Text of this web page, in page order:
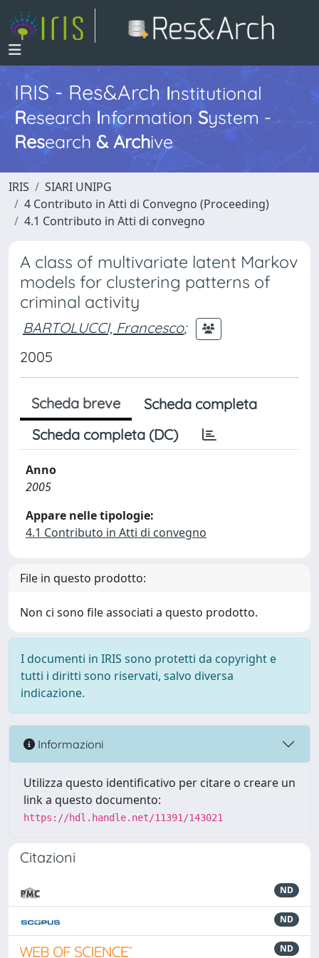
IRIS - Res&ArchInstitutional
Research InformationSystem -
Research & Archive
IRIS
SIARI UNIPG
4 Contributo in Atti di Convegno (Proceeding)
4.1 Contributo in Atti di convegno
A class of multivariate latent Markov
models for clustering patterns of
criminal activity
BARTOLUCCI, Francesco;
2005
Scheda breve
Scheda completa
Scheda completa (DC)
Anno
2005
Appare nelle tipologie:
4.1 Contributo in Atti di convegno
File in questo prodotto:
Non ci sono file associati a questo prodotto.
I documenti in IRIS sono protetti da copyright e
tutti i diritti sono riservati, salvo diversa
indicazione.
Informazioni
Utilizza questo identificativo per citare o creare un
link a questo documento:
https://hdl.handle.net/11391/143021
Citazioni
ND
ND
ND